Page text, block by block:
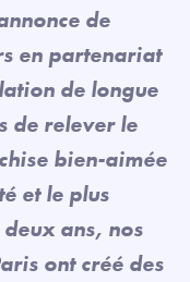
de
en partenariat
de longue
de relever le
bien-aimée
et le plus
ans, nos
ont créé des